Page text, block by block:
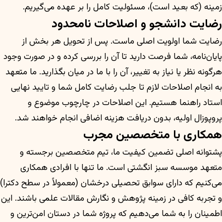
زمینه (که بعید است)، مسئولیت کامل را بر عهده می‌گیریم.
رضایت دانشجو و اصلاحات نامحدود
رضایت شما اولویت اصلی ماست. پس از تحویل هر بخش از
پایان‌نامه، شما فرصت دارید تا آن را بررسی کرده و در صورت وجود
هرگونه نظر یا نیاز به تغییر، آن را با ما در میان بگذارید. ما متعهد
به انجام اصلاحات لازم تا جلب رضایت کامل شما و تایید نهایی
استاد راهنما هستیم. این اصلاحات در چارچوب موضوع و
پروپوزال اولیه، بدون دریافت هزینه اضافی انجام خواهند شد.
همکاری با متخصصین مجرب
پشتوانه اصلی تضمین کیفیت ما، تیم متخصصین برجسته و
متعهد موسسه سبز انگشتی است. ما تنها با افرادی همکاری
می‌کنیم که دارای سوابق تحصیلی درخشان (معمولاً در سطح دکترا)
و تجربه کافی در زمینه پژوهش و نگارش مقالات علمی باشند. این
اطمینان را به شما می‌دهیم که پروژه شما در دستان امن‌ترین و